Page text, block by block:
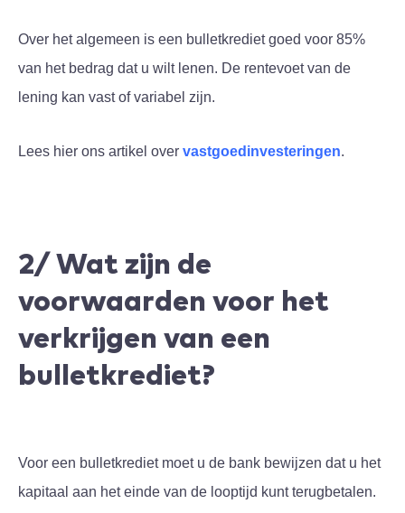
Over het algemeen is een bulletkrediet goed voor 85%
van het bedrag dat u wilt lenen. De rentevoet van de
lening kan vast of variabel zijn.
Lees hier ons artikel over vastgoedinvesteringen.
2/ Wat zijn de
voorwaarden voor het
verkrijgen van een
bulletkrediet?
Voor een bulletkrediet moet u de bank bewijzen dat u het
kapitaal aan het einde van de looptijd kunt terugbetalen.